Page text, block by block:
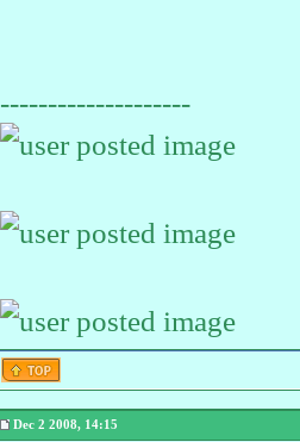
--------------------
Dec 2 2008, 14:15